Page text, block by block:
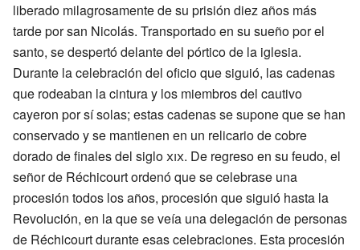
liberado milagrosamente de su prisión diez años más
tarde por san Nicolás. Transportado en su sueño por el
santo, se despertó delante del pórtico de la iglesia.
Durante la celebración del oficio que siguió, las cadenas
que rodeaban la cintura y los miembros del cautivo
cayeron por sí solas; estas cadenas se supone que se han
conservado y se mantienen en un relicario de cobre
dorado de finales del sigloxix. De regreso en su feudo, el
señor de Réchicourt ordenó que se celebrase una
procesión todos los años, procesión que siguió hasta la
Revolución, en la que se veía una delegación de personas
de Réchicourt durante esas celebraciones. Esta procesión